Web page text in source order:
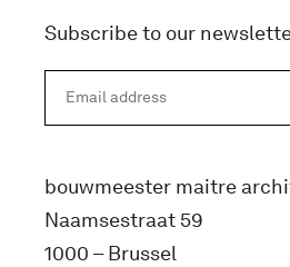
Subscribe to our
bouwmeester maitre
Naamsestraat 59
1000 – Brussel